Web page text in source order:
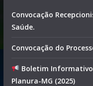
Convocação
Saúde.
Convocação do
Boletim
Planura-MG (2025)